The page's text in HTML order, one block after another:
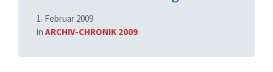
1. Februar 2009
in ARCHIV-CHRONIK 2009